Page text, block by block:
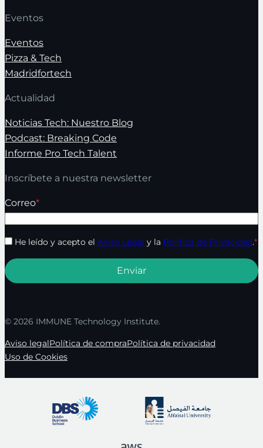
Eventos
Eventos
Pizza & Tech
Madridfortech
Actualidad
Noticias Tech: Nuestro Blog
Podcast: Breaking Code
Informe Pro Tech Talent
Inscríbete a nuestra newsletter
Correo*
He leído y acepto el Aviso Legal y la Política de Privacidad.*
© 2026 IMMUNE Technology Institute.
Aviso legalPolítica de compraPolítica de privacidad
Uso de Cookies